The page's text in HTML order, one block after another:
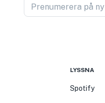
LYSSNA
Spotify